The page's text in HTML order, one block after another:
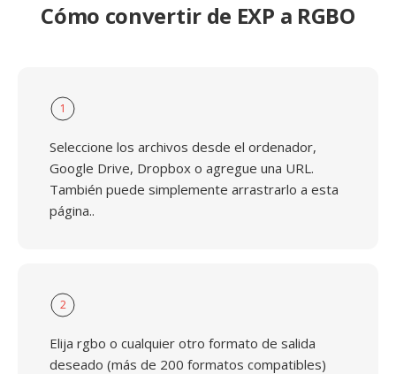
Cómo convertir de EXP a RGBO
1
Seleccione los archivos desde el ordenador,
Google Drive, Dropbox o agregue una URL.
También puede simplemente arrastrarlo a esta
página..
2
Elija rgbo o cualquier otro formato de salida
deseado (más de 200 formatos compatibles)